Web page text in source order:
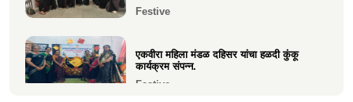
Festive
एकवीरा महिला मंडळ दहिसर यांचा हळदी कुंकू
कार्यक्रम संपन्न.
Festive